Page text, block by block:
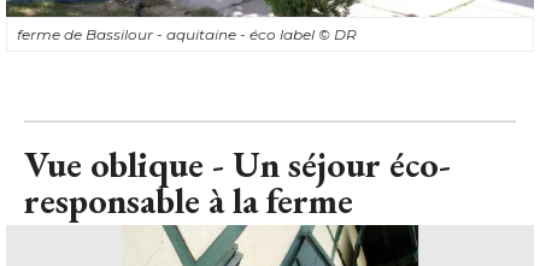
ferme de Bassilour - aquitaine - éco label © DR
Vue oblique - Un séjour éco-
responsable à la ferme